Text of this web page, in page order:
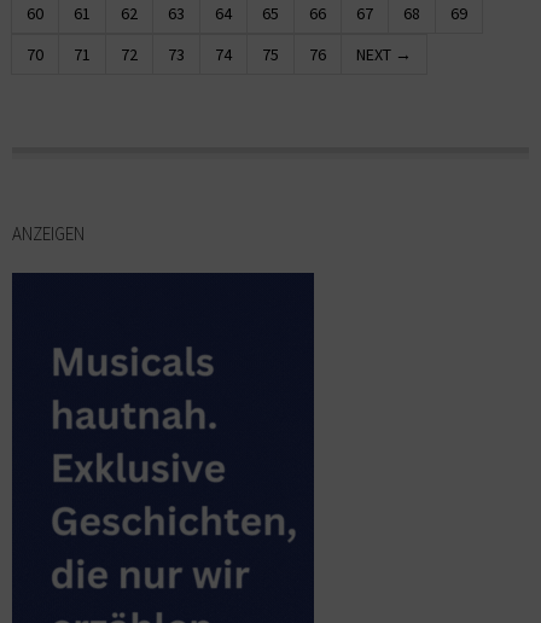
60
61 62 63 64 65 66 67 68
69
70
71 72 73 74 75 76 NEXT →
ANZEIGEN